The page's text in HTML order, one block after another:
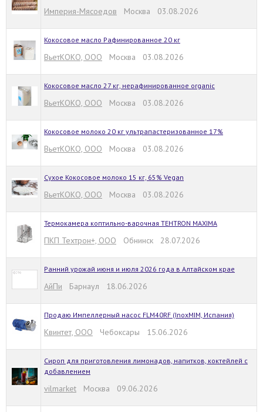
Империя-Мясоедов Москва 03.08.2026
Кокосовое масло Рафинированное 20 кг
ВьетКОКО, ООО Москва 03.08.2026
Кокосовое масло 27 кг, нерафинированное organic
ВьетКОКО, ООО Москва 03.08.2026
Кокосовое молоко 20 кг ультрапастеризованное 17%
ВьетКОКО, ООО Москва 03.08.2026
Сухое Кокосовое молоко 15 кг, 65% Vegan
ВьетКОКО, ООО Москва 03.08.2026
Термокамера коптильно-варочная TEHTRON MAXIMA
ПКП Техтрон+, ООО Обнинск 28.07.2026
Ранний урожай июня и июля 2026 года в Алтайском крае
АйПи Барнаул 18.06.2026
Продаю Импеллерный насос FLM40RF (InoxMIM, Испания)
Квинтет, ООО Чебоксары 15.06.2026
Сироп для приготовления лимонадов, напитков, коктейлей с
добавлением
vilmarket Москва 09.06.2026